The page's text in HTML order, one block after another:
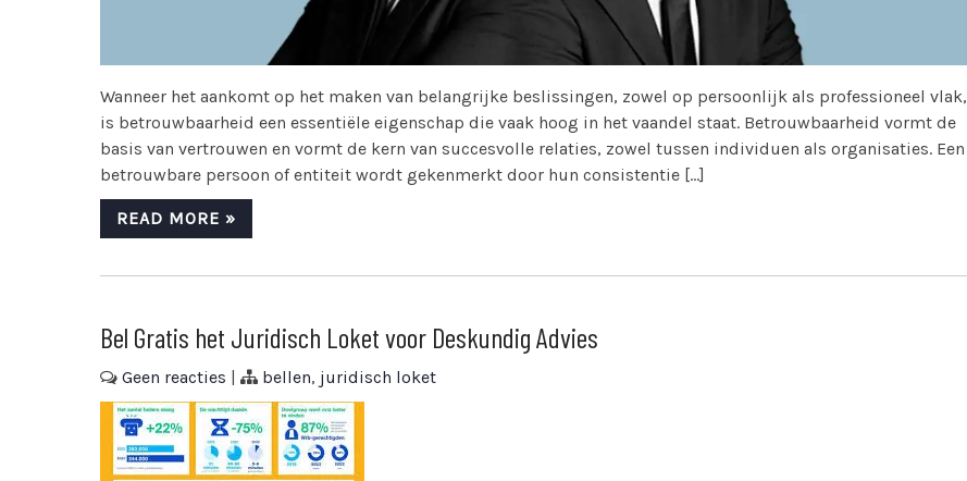
Wanneer het aankomt op het maken van belangrijke beslissingen, zowel op persoonlijk als professioneel vlak,
is betrouwbaarheid een essentiële eigenschap die vaak hoog in het vaandel staat. Betrouwbaarheid vormt de
basis van vertrouwen en vormt de kern van succesvolle relaties, zowel tussen individuen als organisaties. Een
betrouwbare persoon of entiteit wordt gekenmerkt door hun consistentie […]
READ MORE »
Bel Gratis het Juridisch Loket voor Deskundig Advies
Geen reacties bellen, juridisch loket